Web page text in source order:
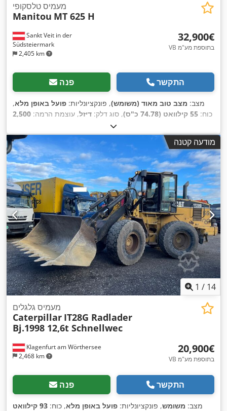
Sankt Veit in der
Südsteiermark
2,405 km
מעמיס טלסקופי
Manitou MT 625 H
‏32,900 ‏€
VB בתוספת מע"מ
פנה התקשר
מצב: מצב טוב מאוד (משומש), פונקציונליות: פועל באופן מלא,
כוח: 55 קילוואט (74.78 כ"ס) , סוג דלק: דיזל, עוצמת הרמה: 2,500
5,060 h
, ציוד:הנעה בכל הגלגלים, מחבר עגלה, פנסים נוספים,
קְלָפוֹת מַזְלֵג (forks for pallets), תא נהג
מודעה קטנה
1 / 14
Klagenfurt am Wörthersee
2,468 km
מעמיס גלגלים
Caterpillar IT28G Radlader
Bj.1998 12,6t Schnellwec
‏20,900 ‏€
VB בתוספת מע"מ
פנה התקשר
מצב: משומש, פונקציונליות: פועל באופן מלא, כוח: 93 קילוואט